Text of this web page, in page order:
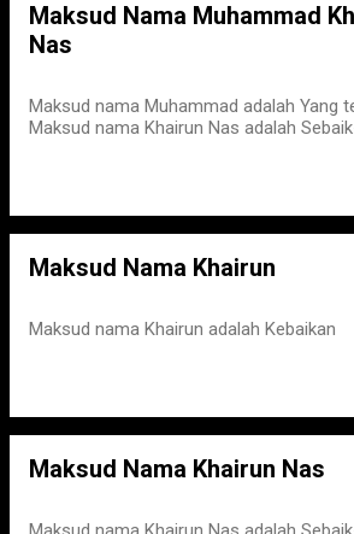
Maksud Nama Muhammad
Nas
Maksud nama Muhammad adalah Yang
Maksud nama Khairun Nas adalah
Maksud Nama Khairun
Maksud nama Khairun adalah Kebaikan
Maksud Nama Khairun Nas